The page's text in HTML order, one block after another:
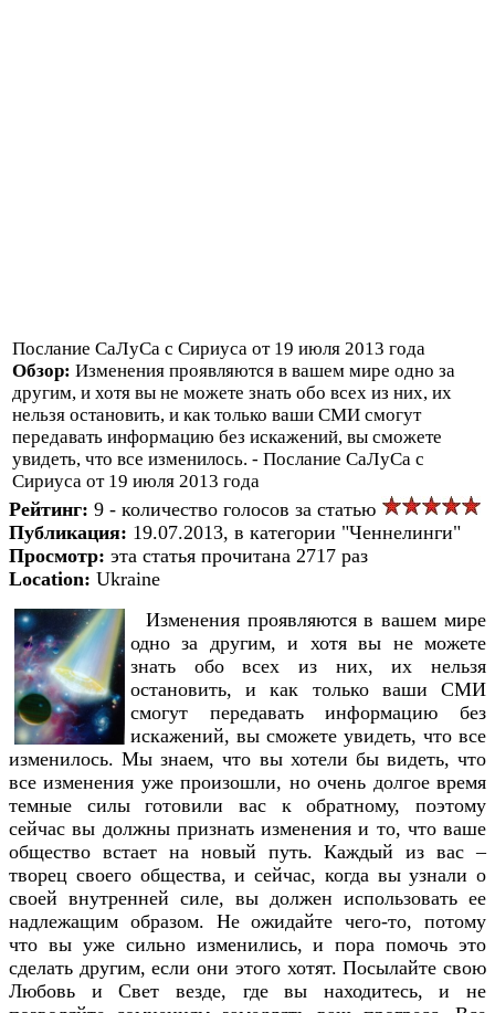
Послание СаЛуСа с Сириуса от 19 июля 2013 года
Обзор: Изменения проявляются в вашем мире одно за
другим, и хотя вы не можете знать обо всех из них, их
нельзя остановить, и как только ваши СМИ смогут
передавать информацию без искажений, вы сможете
увидеть, что все изменилось. - Послание СаЛуСа с
Сириуса от 19 июля 2013 года
Рейтинг: 9 - количество голосов за статью
Публикация: 19.07.2013, в категории "Ченнелинги"
Просмотр: эта статья прочитана 2717 раз
Location: Ukraine
Изменения проявляются в вашем мире
одно за другим, и хотя вы не можете
знать обо всех из них, их нельзя
остановить, и как только ваши СМИ
смогут передавать информацию без
искажений, вы сможете увидеть, что все
изменилось. Мы знаем, что вы хотели бы видеть, что
все изменения уже произошли, но очень долгое время
темные силы готовили вас к обратному, поэтому
сейчас вы должны признать изменения и то, что ваше
общество встает на новый путь. Каждый из вас –
творец своего общества, и сейчас, когда вы узнали о
своей внутренней силе, вы должен использовать ее
надлежащим образом. Не ожидайте чего-то, потому
что вы уже сильно изменились, и пора помочь это
сделать другим, если они этого хотят. Посылайте свою
Любовь и Свет везде, где вы находитесь, и не